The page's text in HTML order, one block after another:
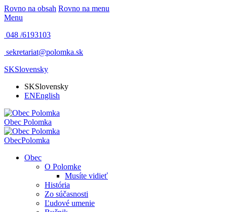
Rovno na obsah Rovno na menu
Menu
048 /6193103
sekretariat@polomka.sk
SKSlovensky
SKSlovensky
ENEnglish
Obec Polomka
ObecPolomka
Obec
O Polomke
Musíte vidieť
História
Zo súčasnosti
Ľudové umenie